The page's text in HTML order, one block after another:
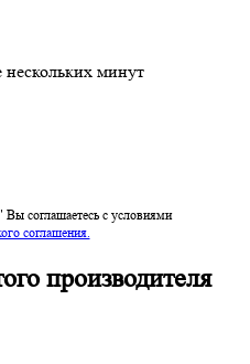
минут
соглашаетесь c условиями
соглашения.
производителя